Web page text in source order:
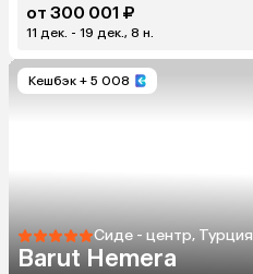
от 300 001 ₽
11 дек. - 19 дек., 8 н.
Кешбэк + 5 008
Сиде - центр, Турция
Barut Hemera